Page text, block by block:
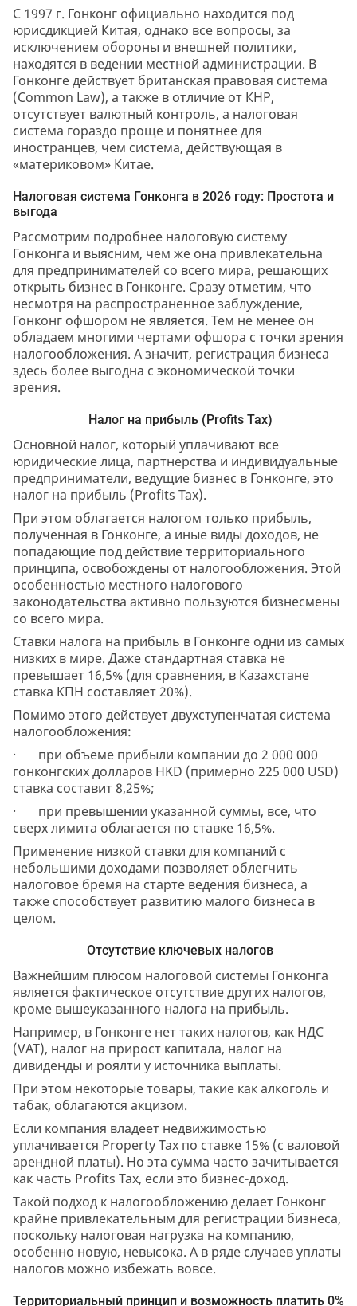
С 1997 г. Гонконг официально находится под
юрисдикцией Китая, однако все вопросы, за
исключением обороны и внешней политики,
находятся в ведении местной администрации. В
Гонконге действует британская правовая система
(Common Law), а также в отличие от КНР,
отсутствует валютный контроль, а налоговая
система гораздо проще и понятнее для
иностранцев, чем система, действующая в
«материковом» Китае.
Налоговая система Гонконга в 2026 году: Простота и
выгода
Рассмотрим подробнее налоговую систему
Гонконга и выясним, чем же она привлекательна
для предпринимателей со всего мира, решающих
открыть бизнес в Гонконге. Сразу отметим, что
несмотря на распространенное заблуждение,
Гонконг офшором не является. Тем не менее он
обладаем многими чертами офшора с точки зрения
налогообложения. А значит, регистрация бизнеса
здесь более выгодна с экономической точки
зрения.
Налог на прибыль (Profits Tax)
Основной налог, который уплачивают все
юридические лица, партнерства и индивидуальные
предприниматели, ведущие бизнес в Гонконге, это
налог на прибыль (Profits Tax).
При этом облагается налогом только прибыль,
полученная в Гонконге, а иные виды доходов, не
попадающие под действие территориального
принципа, освобождены от налогообложения. Этой
особенностью местного налогового
законодательства активно пользуются бизнесмены
со всего мира.
Ставки налога на прибыль в Гонконге одни из самых
низких в мире. Даже стандартная ставка не
превышает 16,5% (для сравнения, в Казахстане
ставка КПН составляет 20%).
Помимо этого действует двухступенчатая система
налогообложения:
· при объеме прибыли компании до 2 000 000
гонконгских долларов HKD (примерно 225 000 USD)
ставка составит 8,25%;
· при превышении указанной суммы, все, что
сверх лимита облагается по ставке 16,5%.
Применение низкой ставки для компаний с
небольшими доходами позволяет облегчить
налоговое бремя на старте ведения бизнеса, а
также способствует развитию малого бизнеса в
целом.
Отсутствие ключевых налогов
Важнейшим плюсом налоговой системы Гонконга
является фактическое отсутствие других налогов,
кроме вышеуказанного налога на прибыль.
Например, в Гонконге нет таких налогов, как НДС
(VAT), налог на прирост капитала, налог на
дивиденды и роялти у источника выплаты.
При этом некоторые товары, такие как алкоголь и
табак, облагаются акцизом.
Если компания владеет недвижимостью
уплачивается Property Tax по ставке 15% (с валовой
арендной платы). Но эта сумма часто зачитывается
как часть Profits Tax, если это бизнес-доход.
Такой подход к налогообложению делает Гонконг
крайне привлекательным для регистрации бизнеса,
поскольку налоговая нагрузка на компанию,
особенно новую, невысока. А в ряде случаев уплаты
налогов можно избежать вовсе.
Территориальный принцип и возможность платить 0%